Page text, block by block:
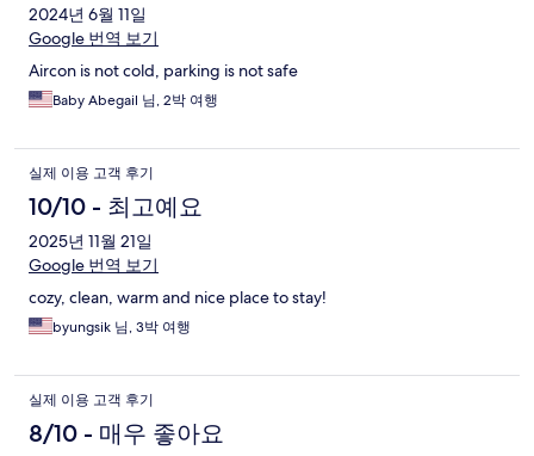
2024년 6월 11일
Google 번역 보기
Aircon is not cold, parking is not safe
Baby Abegail 님, 2박 여행
실제 이용 고객 후기
10/10 - 최고예요
2025년 11월 21일
Google 번역 보기
cozy, clean, warm and nice place to stay!
byungsik 님, 3박 여행
실제 이용 고객 후기
8/10 - 매우 좋아요